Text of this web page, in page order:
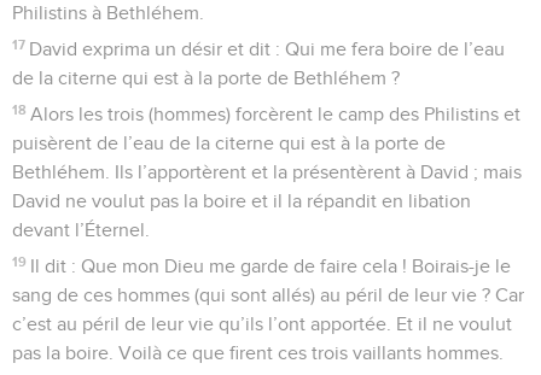
Philistins à Bethléhem.
17 David exprima un désir et dit : Qui me fera boire de l’eau
de la citerne qui est à la porte de Bethléhem ?
18 Alors les trois (hommes) forcèrent le camp des Philistins et
puisèrent de l’eau de la citerne qui est à la porte de
Bethléhem. Ils l’apportèrent et la présentèrent à David ; mais
David ne voulut pas la boire et il la répandit en libation
devant l’Éternel.
19 Il dit : Que mon Dieu me garde de faire cela ! Boirais-je le
sang de ces hommes (qui sont allés) au péril de leur vie ? Car
c’est au péril de leur vie qu’ils l’ont apportée. Et il ne voulut
pas la boire. Voilà ce que firent ces trois vaillants hommes.